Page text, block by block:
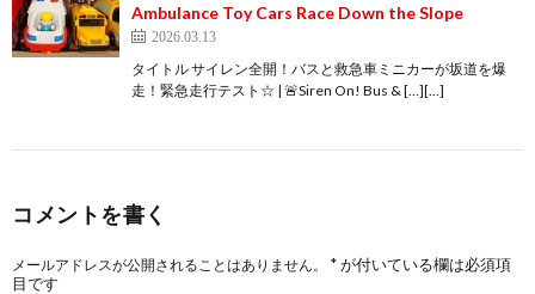
Ambulance Toy Cars Race Down the Slope
2026.03.13
タイトル サイレン全開！バスと救急車ミニカーが坂道を爆
走！緊急走行テスト☆ | 🚨Siren On! Bus & […][…]
コメントを書く
メールアドレスが公開されることはありません。 *が付いている欄は必須項
目です